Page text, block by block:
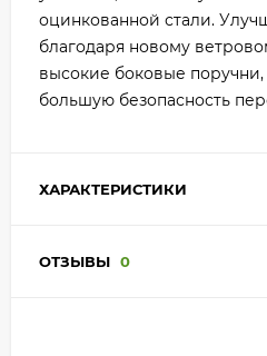
оцинкованной стали.
благодаря новому
высокие боковые
большую безопасность
ХАРАКТЕРИСТИКИ
ОТЗЫВЫ 0